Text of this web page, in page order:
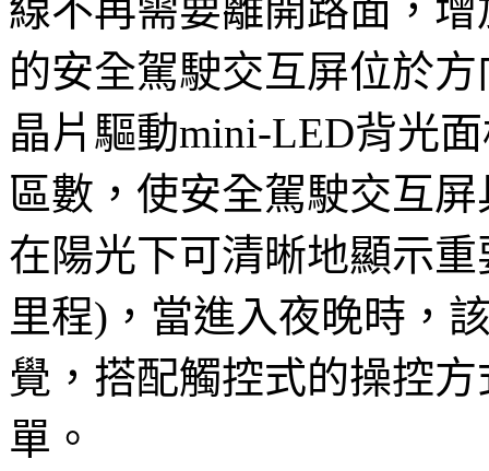
線不再需要離開路面，
的安全駕駛交互屏位於
晶片驅動mini-LED背光
區數，使安全駕駛交互
在陽光下可清晰地顯示
里程)，當進入夜晚時，
覺，搭配觸控式的操控
單。